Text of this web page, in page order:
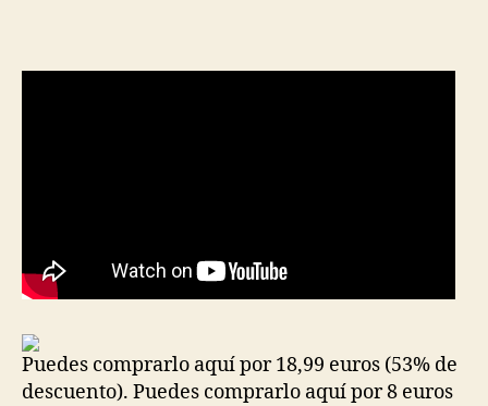
Puedes comprarlo aquí por 18,99 euros (53% de
descuento). Puedes comprarlo aquí por 8 euros